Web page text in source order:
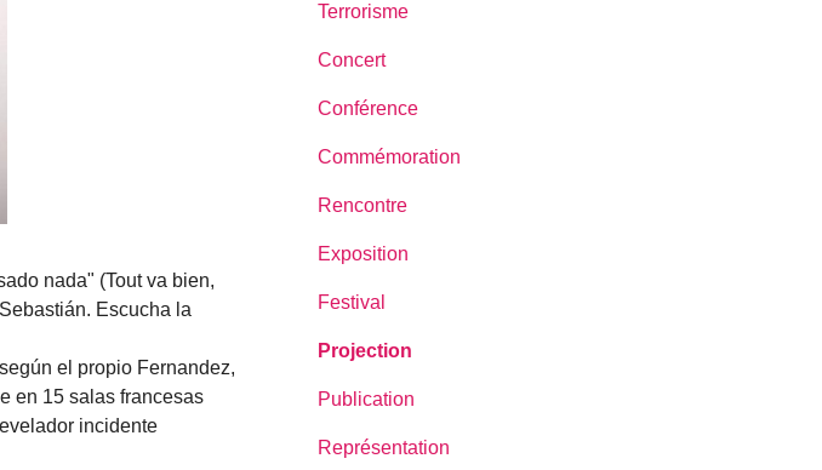
nada" (Tout va bien,
Escucha la
el propio Fernandez,
en 15 salas francesas
incidente
Terrorisme
Concert
Conférence
Commémoration
Rencontre
Exposition
Festival
Projection
Publication
Représentation